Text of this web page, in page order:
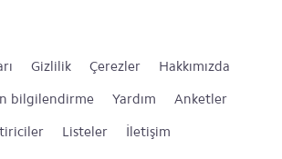
Gizlilik Çerezler
Hakkımızda
bilgilendirme
Yardım
Anketler
Listeler
İletişim